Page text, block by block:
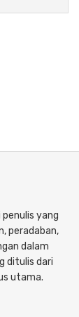
yang
peradaban,
dalam
ditulis dari
utama.